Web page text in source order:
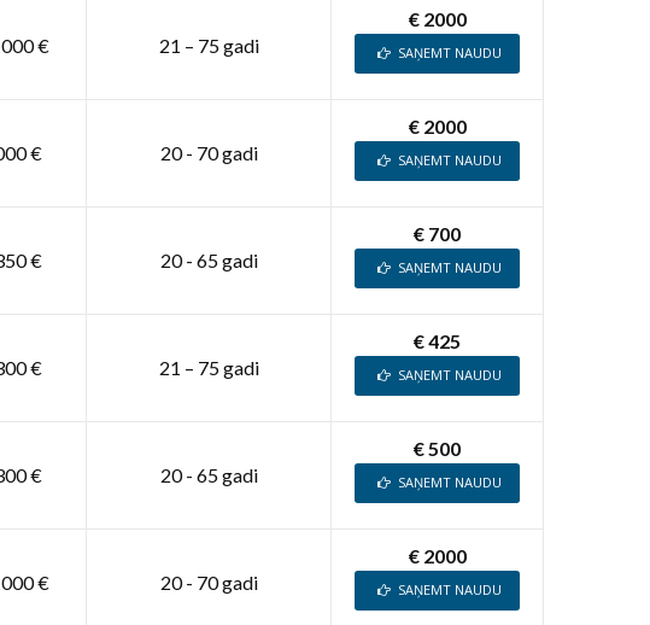
€ 21 – 75 gadi
€ 2000
SAŅEMT NAUDU
€ 20 - 70 gadi
€ 2000
SAŅEMT NAUDU
€ 20 - 65 gadi
€ 700
SAŅEMT NAUDU
€ 21 – 75 gadi
€ 425
SAŅEMT NAUDU
€ 20 - 65 gadi
€ 500
SAŅEMT NAUDU
€ 20 - 70 gadi
€ 2000
SAŅEMT NAUDU